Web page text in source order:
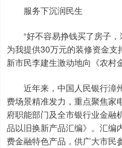
服务下沉润民生
“好不容易挣钱买了房子，
为我提供30万元的装修资金支
新市民李建生激动地向《农村
近年来，中国人民银行漳州
费场景精准发力，重点聚焦家
府职能部门及全市银行业金融
品以旧换新产品汇编》。汇编
费金融特色产品，供广大市民